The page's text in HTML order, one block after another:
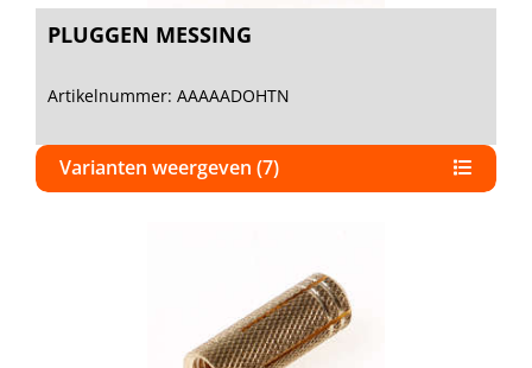
PLUGGEN MESSING
Artikelnummer: AAAAADOHTN
Varianten weergeven (7)